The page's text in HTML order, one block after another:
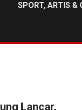
SPORT, ARTIS &
Lancar,